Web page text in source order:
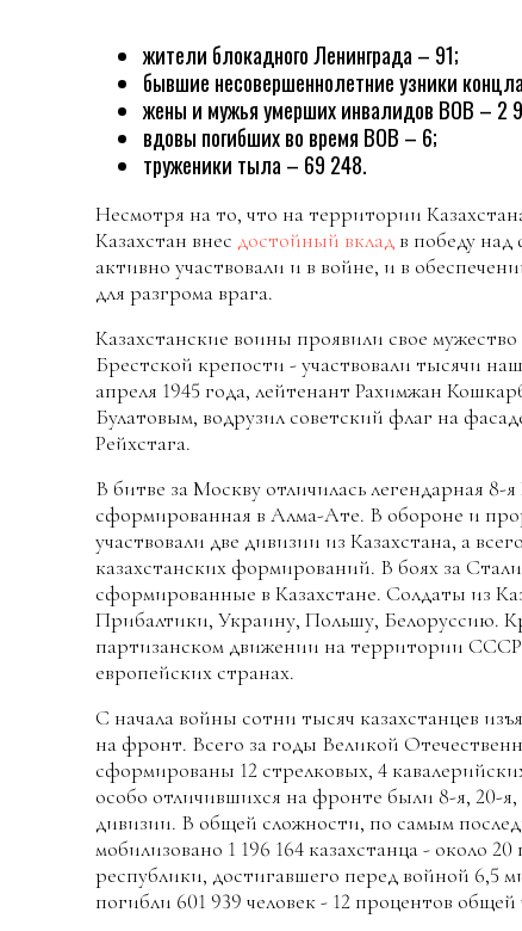
жители блокадного Ленинграда – 91;
бывшие несовершеннолетние узники
жены и мужья умерших инвалидов ВОВ – 2
вдовы погибших во время ВОВ – 6;
труженики тыла – 69 248.
Несмотря на то, что на территории
Казахстан внес достойный вклад в победу
активно участвовали и в войне, и в
для разгрома врага.
Казахстанские воины проявили свое
Брестской крепости - участвовали тысячи
апреля 1945 года, лейтенант Рахимжан
Булатовым, водрузил советский флаг на
Рейхстага.
В битве за Москву отличилась легендарная
сформированная в Алма-Ате. В обороне и
участвовали две дивизии из Казахстана, а
казахстанских формирований. В боях за
сформированные в Казахстане. Солдаты из
Прибалтики, Украину, Польшу, Белоруссию.
партизанском движении на территории
европейских странах.
С начала войны сотни тысяч казахстанцев
на фронт. Всего за годы Великой
сформированы 12 стрелковых, 4
особо отличившихся на фронте были 8-я, 20-я,
дивизии. В общей сложности, по самым
мобилизовано 1 196 164 казахстанца - около
республики, достигавшего перед войной 6,5
погибли 601 939 человек - 12 процентов